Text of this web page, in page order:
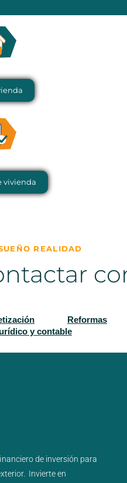
vivienda
REALIDAD
Reformas
y contable
de inversión para
Invierte en